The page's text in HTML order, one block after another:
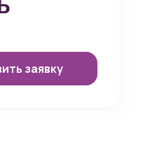
заявку